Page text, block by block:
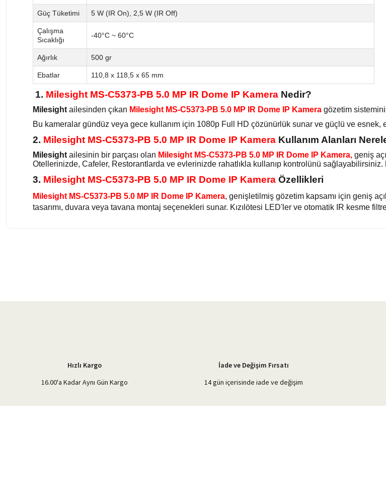
Güç Tüketimi 5 W (IR On), 2,5 W (IR Off)
Çalışma
Sıcaklığı
-40°C ~ 60°C
Ağırlık 500 gr
Ebatlar 110,8 x 118,5 x 65 mm
1. Milesight MS-C5373-PB 5.0 MP IR Dome IP Kamera Nedir?
Milesight ailesinden çıkan Milesight MS-C5373-PB 5.0 MP IR Dome IP Kamera gözetim
Bu kameralar gündüz veya gece kullanım için 1080p Full HD çözünürlük sunar ve güçlü ve esnek,
2. Milesight MS-C5373-PB 5.0 MP IR Dome IP Kamera Kullanım Alanları
Milesight ailesinin bir parçası olan Milesight MS-C5373-PB 5.0 MP IR Dome IP Kamera, geniş
Otellerinizde, Cafeler, Restorantlarda ve evlerinizde rahatlıkla kullanıp kontrolünü sağlayabilirsiniz.
3. Milesight MS-C5373-PB 5.0 MP IR Dome IP Kamera Özellikleri
Milesight MS-C5373-PB 5.0 MP IR Dome IP Kamera, genişletilmiş gözetim kapsamı için geniş
tasarımı, duvara veya tavana montaj seçenekleri sunar. Kızılötesi LED'ler ve otomatik IR kesme
Hızlı Kargo
16.00'a Kadar Aynı Gün Kargo
İade ve Değişim Fırsatı
14 gün içerisinde iade ve değişim